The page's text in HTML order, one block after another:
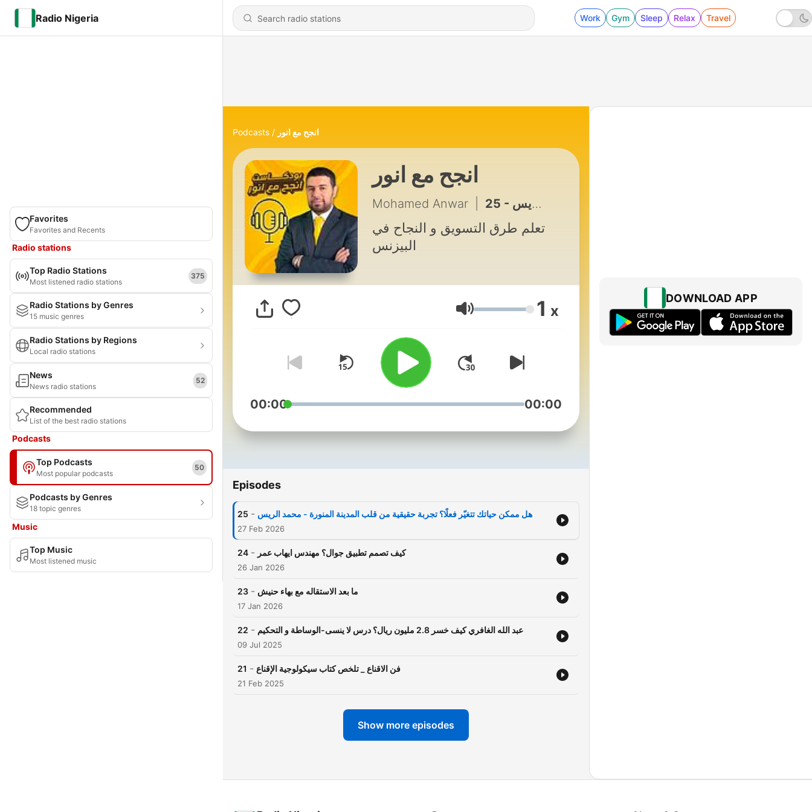
Radio Nigeria Work Gym Sleep Relax Travel
Favorites
Favorites and Recents
Radio stations
Top Radio Stations
Most listened radio stations
375
Radio Stations by Genres
15 music genres
Radio Stations by Regions
Local radio stations
News
News radio stations
52
Recommended
List of the best radio stations
Podcasts
Top Podcasts
Most popular podcasts
50
Podcasts by Genres
18 topic genres
Music
Top Music
Most listened music
Podcasts انجح مع انور
انجح مع انور
Mohamed Anwar 25 - هل ممكن حياتك تتغيّر فعلًا؟ تجربة حقيقية من قلب المدينة المنورة - محمد الريس
تعلم طرق التسويق و النجاح في
البيزنس
Volume 1 x
00:00 00:00
Episodes
25 - هل ممكن حياتك تتغيّر فعلًا؟ تجربة حقيقية من قلب المدينة المنورة - محمد الريس
27 Feb 2026
24 - كيف تصمم تطبيق جوال؟ مهندس ايهاب عمر
26 Jan 2026
23 - ما بعد الاستقاله مع بهاء حنيش
17 Jan 2026
22 - عبد الله الغافري كيف خسر 2.8 مليون ريال؟ درس لا ينسى-الوساطة و التحكيم
09 Jul 2025
21 - فن الاقناع _ تلخص كتاب سيكولوجية الإقناع
21 Feb 2025
Show more episodes
DOWNLOAD APP